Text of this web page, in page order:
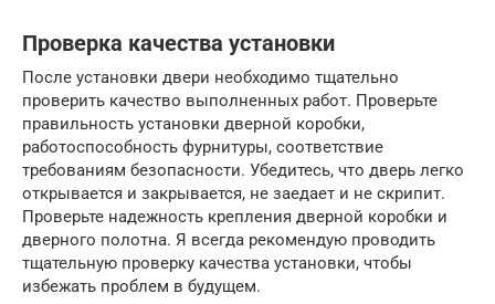
Проверка качества установки
После установки двери необходимо тщательно
проверить качество выполненных работ. Проверьте
правильность установки дверной коробки,
работоспособность фурнитуры, соответствие
требованиям безопасности. Убедитесь, что дверь легко
открывается и закрывается, не заедает и не скрипит.
Проверьте надежность крепления дверной коробки и
дверного полотна. Я всегда рекомендую проводить
тщательную проверку качества установки, чтобы
избежать проблем в будущем.